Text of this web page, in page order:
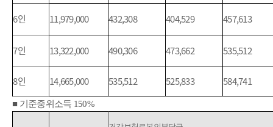
6인 11,979,000 432,308 404,529 457,613
7인 13,322,000 490,306 473,662 535,512
8인 14,665,000 535,512 525,833 584,741
■ 기준중위소득 150%